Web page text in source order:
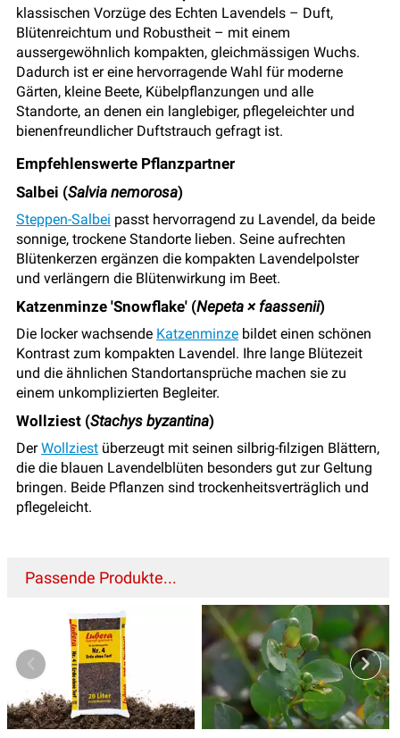
klassischen Vorzüge des Echten Lavendels – Duft,
Blütenreichtum und Robustheit – mit einem
aussergewöhnlich kompakten, gleichmässigen Wuchs.
Dadurch ist er eine hervorragende Wahl für moderne
Gärten, kleine Beete, Kübelpflanzungen und alle
Standorte, an denen ein langlebiger, pflegeleichter und
bienenfreundlicher Duftstrauch gefragt ist.
Empfehlenswerte Pflanzpartner
Salbei (Salvia nemorosa)
Steppen-Salbei passt hervorragend zu Lavendel, da beide
sonnige, trockene Standorte lieben. Seine aufrechten
Blütenkerzen ergänzen die kompakten Lavendelpolster
und verlängern die Blütenwirkung im Beet.
Katzenminze 'Snowflake' (Nepeta × faassenii)
Die locker wachsende Katzenminze bildet einen schönen
Kontrast zum kompakten Lavendel. Ihre lange Blütezeit
und die ähnlichen Standortansprüche machen sie zu
einem unkomplizierten Begleiter.
Wollziest (Stachys byzantina)
DerWollziest überzeugt mit seinen silbrig-filzigen Blättern,
die die blauen Lavendelblüten besonders gut zur Geltung
bringen. Beide Pflanzen sind trockenheitsverträglich und
pflegeleicht.
Passende Produkte...